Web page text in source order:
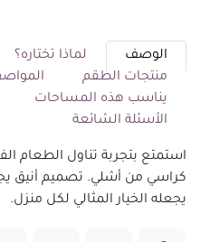
الوصف لماذا تختاره؟
منتجات الطقم
يناسب هذه المساحات
الأسئلة الشائعة
كراسي من أشلي. تصميم أنيق
يجعله الخيار المثالي لكل منزل.